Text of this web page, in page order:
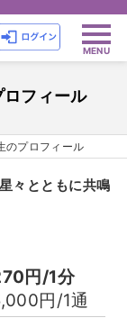
ロフィール
のプロフィール
々とともに共鳴
円/1分
円/1通